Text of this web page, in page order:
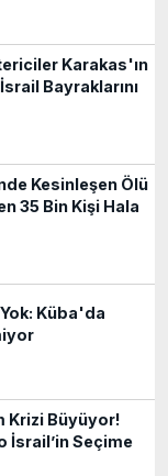
Karakas'ın
Bayraklarını
Kesinleşen Ölü
35 Bin Kişi Hala
Küba'da
Krizi Büyüyor!
İsrail’in Seçime